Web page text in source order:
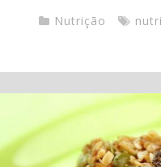
Nutrição